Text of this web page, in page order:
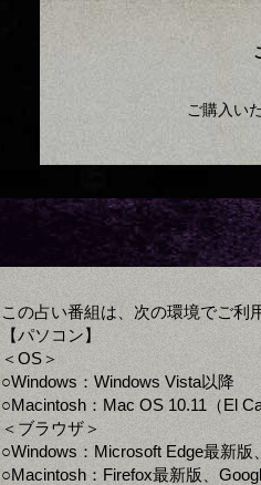
ご購入い
この占い番組は、次の環境でご利
【パソコン】
＜OS＞
○Windows：Windows Vista以降
○Macintosh：Mac OS 10.11（El
＜ブラウザ＞
○Windows：Microsoft Edge最新版
○Macintosh：Firefox最新版、